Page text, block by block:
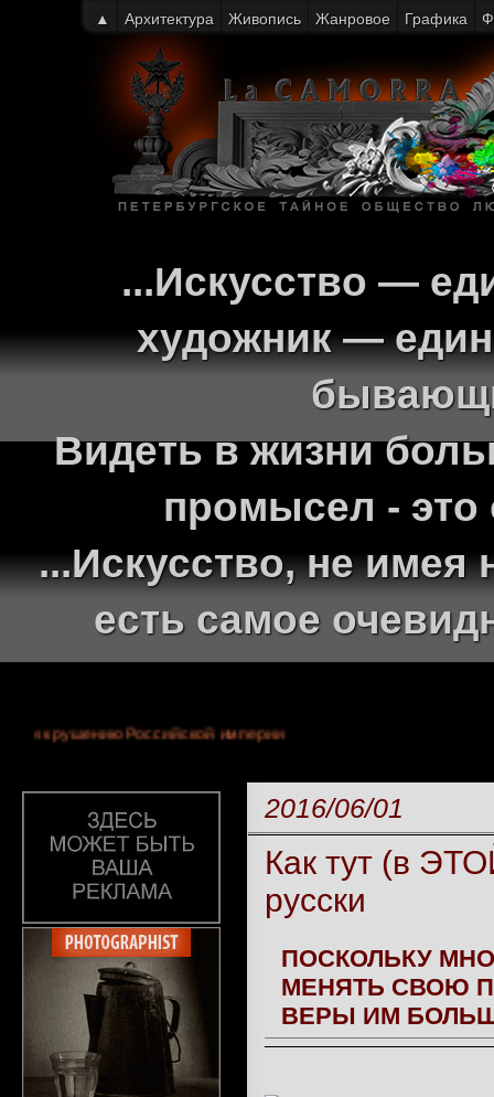
...Искусство —
художник —
Видеть в жизни
промысел - это
...Искусство, не
есть самое
и крушению Российской империи
2016/06/01
Как тут (в
русски
ПОСКОЛЬКУ
МЕНЯТЬ СВОЮ
ВЕРЫ ИМ
▲ Архитектура Живопись Жанровое Графика